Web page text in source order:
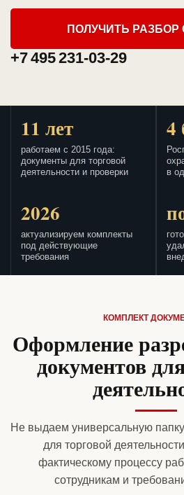
ПОЛУЧИТЬ РАЗБОР
+7 495 231-03-29
11 лет
работаем с 2015 года:
документы для торговой
деятельности и проверки
4
в
2026
актуализируем комплекты
под действующие
требования
КОМПЛЕКТ
Оформление
документов
Не выдаем универсальную
для торговой
фактическому процессу
сотрудникам и